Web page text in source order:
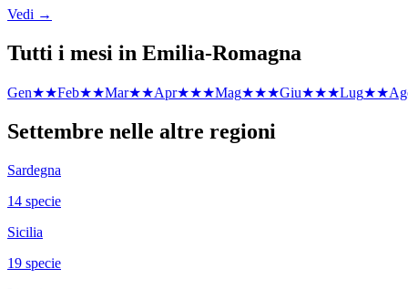
Vedi →
Tutti i mesi in Emilia-Romagna
Gen★★Feb★★Mar★★Apr★★★Mag★★★Giu★★★Lug★★
Settembre nelle altre regioni
Sardegna
14 specie
Sicilia
19 specie